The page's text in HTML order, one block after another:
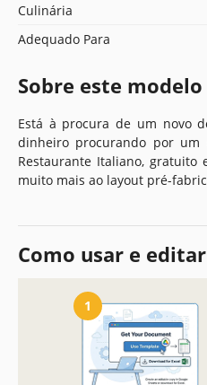
Culinária
Adequado Para
Sobre este modelo
Está à procura de um novo
dinheiro procurando por um
Restaurante Italiano,
muito mais ao layout pré-
Como usar e
1